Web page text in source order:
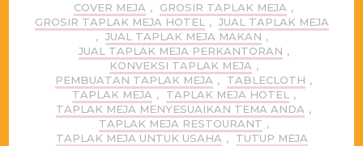
COVER MEJA , GROSIR TAPLAK MEJA ,
GROSIR TAPLAK MEJA HOTEL
, JUAL TAPLAK MEJA
, JUAL TAPLAK MEJA MAKAN ,
JUAL TAPLAK MEJA PERKANTORAN ,
KONVEKSI TAPLAK MEJA ,
PEMBUATAN TAPLAK MEJA , TABLECLOTH ,
TAPLAK MEJA , TAPLAK MEJA HOTEL
,
TAPLAK MEJA MENYESUAIKAN TEMA ANDA ,
TAPLAK MEJA RESTOURANT ,
TAPLAK MEJA UNTUK USAHA , TUTUP MEJA